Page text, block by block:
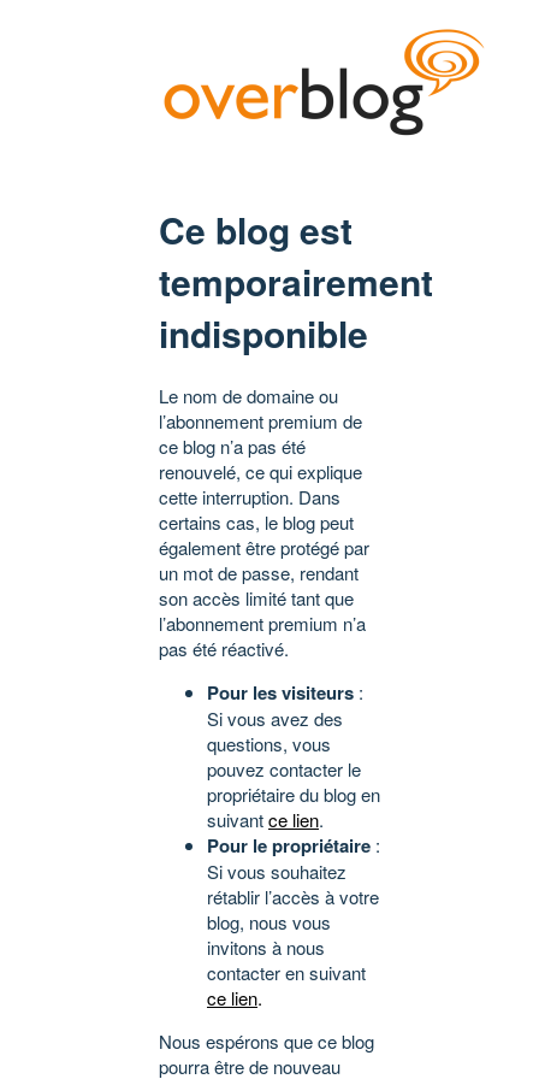
Ce blog est
temporairement
indisponible
Le nom de domaine ou
l’abonnement premium de
ce blog n’a pas été
renouvelé, ce qui explique
cette interruption. Dans
certains cas, le blog peut
également être protégé par
un mot de passe, rendant
son accès limité tant que
l’abonnement premium n’a
pas été réactivé.
Pour les visiteurs :
Si vous avez des
questions, vous
pouvez contacter le
propriétaire du blog en
suivantce lien.
Pour le propriétaire :
Si vous souhaitez
rétablir l’accès à votre
blog, nous vous
invitons à nous
contacter en suivant
ce lien.
Nous espérons que ce blog
pourra être de nouveau